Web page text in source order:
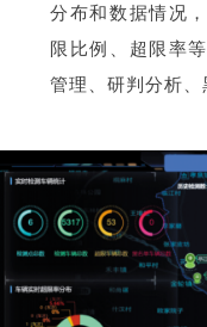
分布和数据情况
限比例、超限率
管理、研判分析、